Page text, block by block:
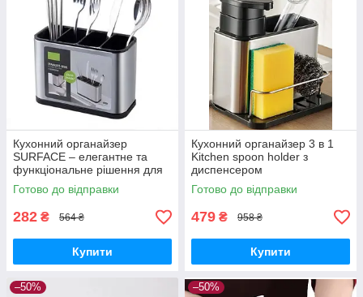
Кухонний органайзер
SURFACE – елегантне та
функціональне рішення для
зберігання столових приборів
Готово до відправки
282 ₴ 564 ₴
Купити
Кухонний органайзер 3 в 1
Kitchen spoon holder з
диспенсером
Готово до відправки
479 ₴ 958 ₴
Купити
–50% –50%